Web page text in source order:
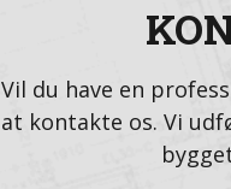
Vil du have en
at kontakte os. Vi